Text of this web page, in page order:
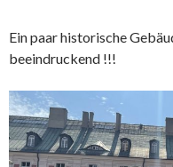
Ein paar historische
beeindruckend !!!